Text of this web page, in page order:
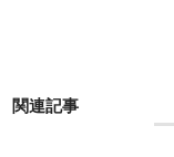
関連記事